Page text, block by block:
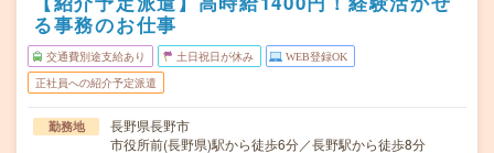
る事務のお仕事
交通費別途支給あり 土日祝日が休み WEB登録OK
正社員への紹介予定派遣
勤務地
長野県長野市
市役所前(長野県)駅から徒歩6分／長野駅から徒歩8分